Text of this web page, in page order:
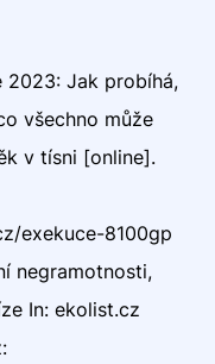
2023: Jak probíhá,
všechno může
v tísni [online].
exekuce-8100gp
negramotnosti,
In: ekolist.cz